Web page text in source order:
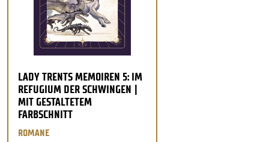
LADY TRENTS MEMOIREN 5: IM
REFUGIUM DER SCHWINGEN |
MIT GESTALTETEM
FARBSCHNITT
ROMANE